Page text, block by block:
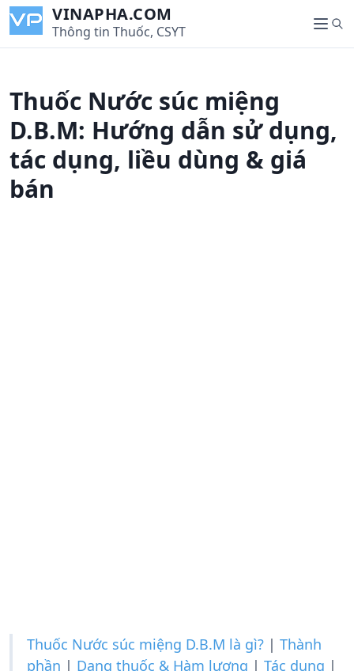
i
VINAPHA.COM
Thông tin Thuốc, CSYT
M
e
S
e
Thuốc Nước súc miệng
D.B.M: Hướng dẫn sử dụng,
tác dụng, liều dùng & giá
bán
Thuốc Nước súc miệng D.B.M là gì? | Thành
phần | Dạng thuốc & Hàm lượng | Tác dụng |